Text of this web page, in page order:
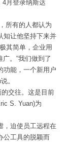
月登录纳斯达
所有的人都认为
知让他坚持下来并
其简单，企业用
。“我们做到了
功能，一个新用户
。
交往。这是目前
S. Yuan)为
，迫使员工远程在
公工具的脱颖而